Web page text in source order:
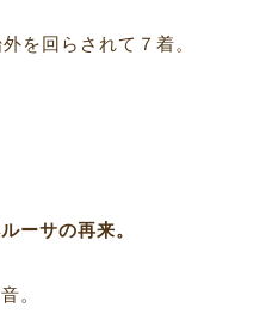
を回らされて７着。
ーサの再来。
。